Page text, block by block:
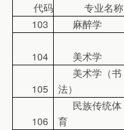
代码
专业名称
103
麻醉学
104 美术学
105
美术学（书
法）
106
民族传统体
育